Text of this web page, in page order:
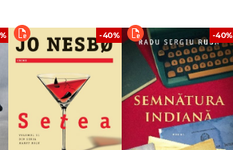
-40% -40%